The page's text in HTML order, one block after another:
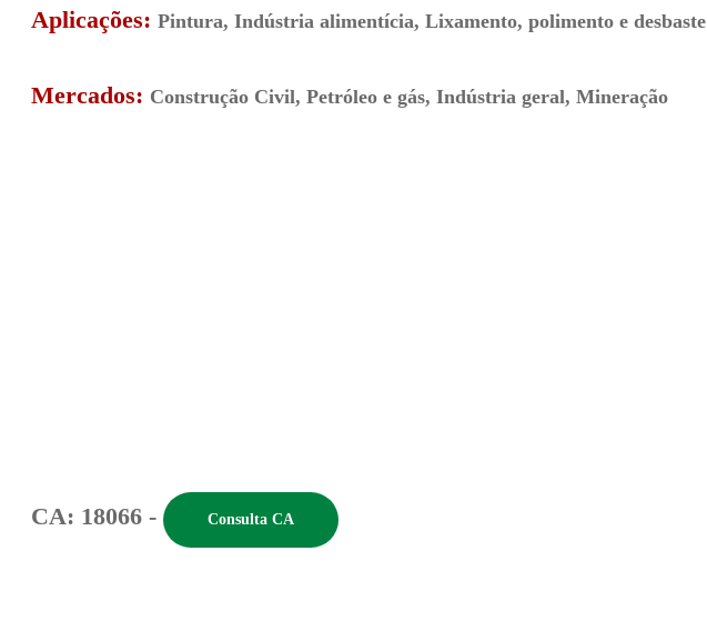
Aplicações: Pintura, Indústria alimentícia, Lixamento, polimento e desbaste
Mercados: Construção Civil, Petróleo e gás, Indústria geral, Mineração
CA: 18066 - Consulta CA